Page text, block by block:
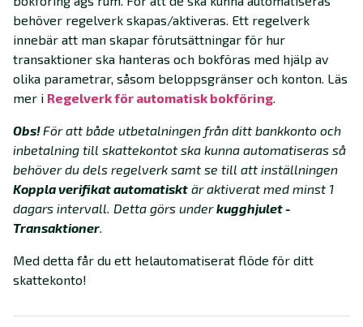
behöver regelverk skapas/aktiveras. Ett regelverk
innebär att man skapar förutsättningar för hur
transaktioner ska hanteras och bokföras med hjälp av
olika parametrar, såsom beloppsgränser och konton. Läs
mer i Regelverk för automatisk bokföring
Obs! För att både utbetalningen från ditt bankkonto och
inbetalning till skattekontot ska kunna automatiseras så
behöver du dels regelverk samt se till att inställningen
Koppla verifikat automatiskt är aktiverat med minst 1
dagars intervall. Detta görs underkugghjulet -
Transaktioner
Med detta får du ett helautomatiserat flöde för ditt
skattekonto!